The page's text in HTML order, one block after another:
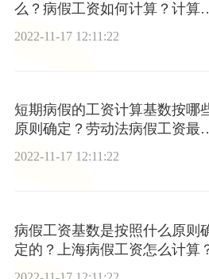
么？病假工资如何计算？计算
法是什么？
2022-11-17 12:11:22
短期病假的工资计算基数按哪
原则确定？劳动法病假工资最
规定有哪些？
2022-11-17 12:11:22
病假工资基数是按照什么原则
定的？上海病假工资怎么计算